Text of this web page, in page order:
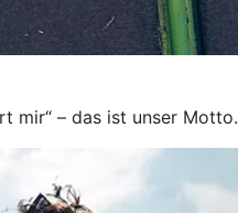
mir“ – das ist unser Motto.